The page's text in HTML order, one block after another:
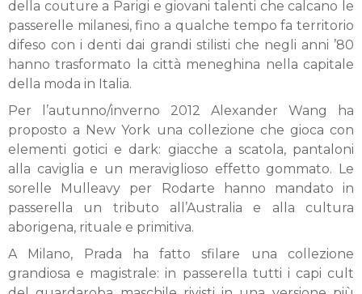
della couture a Parigi e giovani talenti che calcano le
passerelle milanesi, fino a qualche tempo fa territorio
difeso con i denti dai grandi stilisti che negli anni ’80
hanno trasformato la città meneghina nella capitale
della moda in Italia.
Per l’autunno/inverno 2012 Alexander Wang ha
proposto a New York una collezione che gioca con
elementi gotici e dark: giacche a scatola, pantaloni
alla caviglia e un meraviglioso effetto gommato. Le
sorelle Mulleavy per Rodarte hanno mandato in
passerella un tributo all’Australia e alla cultura
aborigena, rituale e primitiva.
A Milano, Prada ha fatto sfilare una collezione
grandiosa e magistrale: in passerella tutti i capi cult